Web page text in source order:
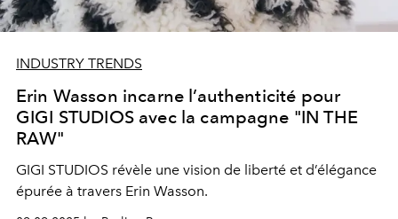
INDUSTRY TRENDS
Erin Wasson incarne l’authenticité pour
GIGI STUDIOS avec la campagne "IN THE
RAW"
GIGI STUDIOS révèle une vision de liberté et d’élégance
épurée à travers Erin Wasson.